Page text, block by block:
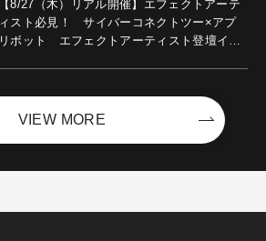
【8/27（木）リアル開催】エフェクトアーテ
ィスト必見！ サイバーコネクトツー×アプ
リボット エフェクトアーティスト登壇イベ
VIEW MORE